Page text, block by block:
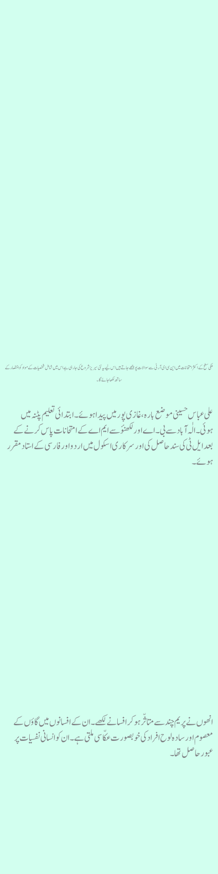
ملکی سطح کے اکثر امتحانات میں این سی ای آر ٹی سے سوالات پوچھے جاتے ہیں اس لیے یہ نئی سیریز شروع کی جا رہی ہے اس میں شامل شخصیات کے مواد کو اختصار کے
ساتھ لکھا جائے گا۔
علی عباس حسینی موضع بارہ، غازی پور میں پیدا ہوئے۔ ابتدائی تعلیم پٹنہ میں
ہوئی۔ الٰہ آباد سے بی۔ اے اور لکھنؤ سے ایم اے کے امتحانات پاس کرنے کے
بعد ایل ٹی کی سند حاصل کی اور سرکاری اسکول میں اردو اور فارسی کے استاد مقرر
ہوئے۔
انھوں نےپریم چند سے متاثّرہوکر افسانے لکھے۔ ان کے افسانوں میں گاؤں کے
معصوم اور سادہ لوح افراد کی خوبصورت عکّاسی ملتی ہے۔ ان کو انسانی نفسیات پر
عبور حاصل تھا۔